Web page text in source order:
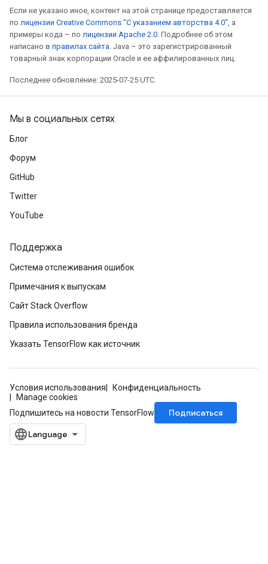
Если не указано иное, контент на этой странице предоставляется
по лицензии Creative Commons "С указанием авторства 4.0", а
примеры кода – по лицензии Apache 2.0. Подробнее об этом
написано в правилах сайта. Java – это зарегистрированный
товарный знак корпорации Oracle и ее аффилированных лиц.
Последнее обновление: 2025-07-25 UTC.
Мы в социальных сетях
Блог
Форум
GitHub
Twitter
YouTube
Поддержка
Система отслеживания ошибок
Примечания к выпускам
Сайт Stack Overflow
Правила использования бренда
Указать TensorFlow как источник
Условия использования
Конфиденциальность
Manage cookies
Подпишитесь на новости TensorFlow
Подписаться